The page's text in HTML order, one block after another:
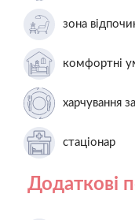
зона
комфортні
харчування
стаціонар
Додаткові